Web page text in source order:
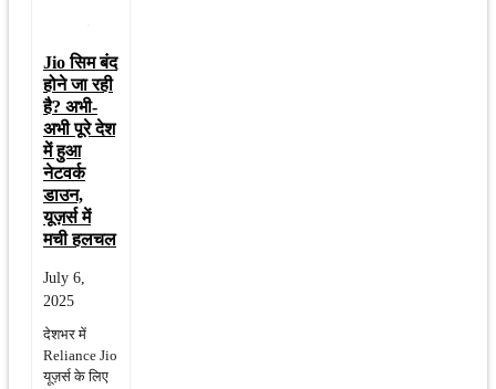
Jio सिम बंद
होने जा रही
है? अभी-
अभी पूरे देश
में हुआ
नेटवर्क
डाउन,
यूज़र्स में
मची हलचल
July 6,
2025
देशभर में
Reliance Jio
यूज़र्स के लिए